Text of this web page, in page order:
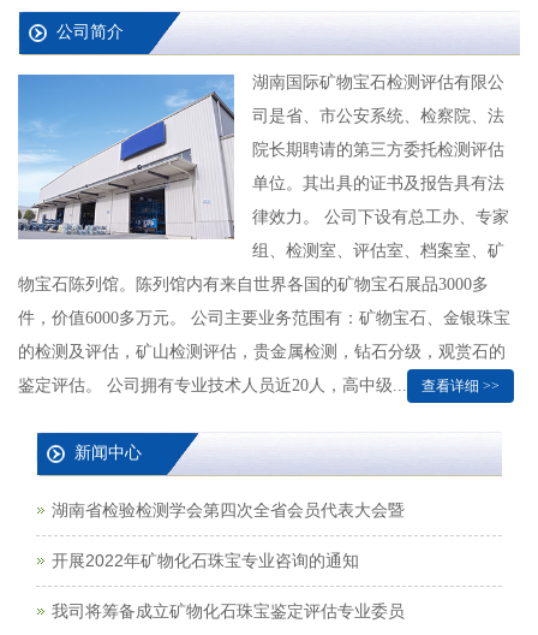
公司简介
湖南国际矿物宝石检测评估有限公
司是省、市公安系统、检察院、法
院长期聘请的第三方委托检测评估
单位。其出具的证书及报告具有法
律效力。 公司下设有总工办、专家
组、检测室、评估室、档案室、矿
物宝石陈列馆。陈列馆内有来自世界各国的矿物宝石展品3000多
件，价值6000多万元。 公司主要业务范围有：矿物宝石、金银珠宝
的检测及评估，矿山检测评估，贵金属检测，钻石分级，观赏石的
鉴定评估。 公司拥有专业技术人员近20人，高中级...
查看详细 >>
新闻中心
湖南省检验检测学会第四次全省会员代表大会暨
开展2022年矿物化石珠宝专业咨询的通知
我司将筹备成立矿物化石珠宝鉴定评估专业委员